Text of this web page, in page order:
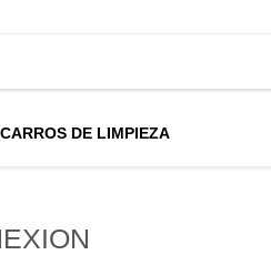
CARROS DE LIMPIEZA